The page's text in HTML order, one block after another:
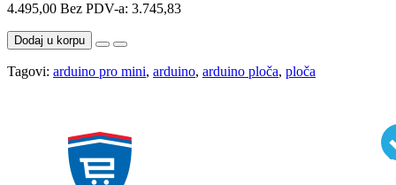
4.495,00 Bez PDV-a: 3.745,83
Dodaj u korpu
Tagovi: arduino pro mini, arduino, arduino ploča, ploča